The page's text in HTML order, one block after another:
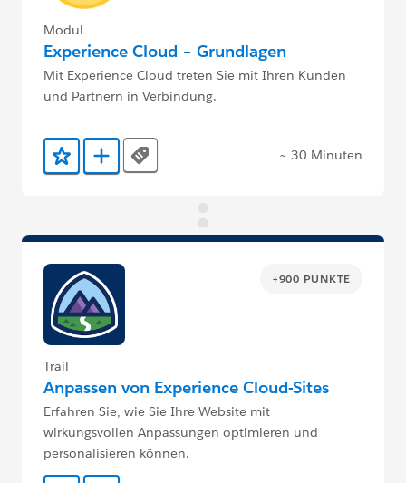
Modul
Experience Cloud – Grundlagen
Mit Experience Cloud treten Sie mit Ihren Kunden
und Partnern in Verbindung.
Zu Favoriten hinzufügen
Zu Trailmix hinzufügen
Tags ~ 30 Minuten
+900 PUNKTE
Trail
Anpassen von Experience Cloud-Sites
Erfahren Sie, wie Sie Ihre Website mit
wirkungsvollen Anpassungen optimieren und
personalisieren können.